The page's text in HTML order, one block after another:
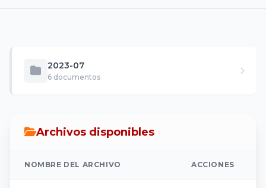
2023-07
6 documentos
Archivos disponibles
NOMBRE DEL ARCHIVO ACCIONES